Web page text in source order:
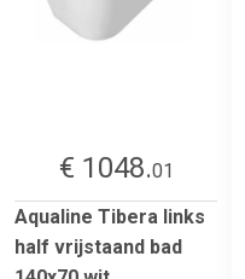
€ 1048.01
Aqualine Tibera links
half vrijstaand bad